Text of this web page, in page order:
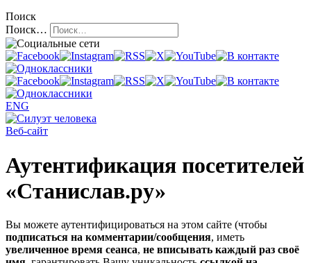
Поиск
Поиск…
ENG
Веб-сайт
Аутентификация посетителей
«Станислав.ру»
Вы можете аутентифицироваться на этом сайте (чтобы
подписаться на комментарии/сообщения, иметь
увеличенное время сеанса, не вписывать каждый раз своё